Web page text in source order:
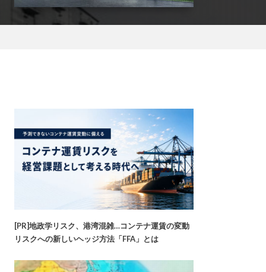
[PR]地政学リスク、港湾混雑…コンテナ運賃の変動
リスクへの新しいヘッジ方法「FFA」とは